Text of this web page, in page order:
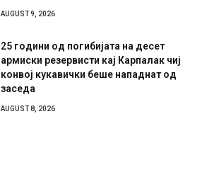
AUGUST 9, 2026
25 години од погибијата на десет
армиски резервисти кај Карпалак чиј
конвој кукавички беше нападнат од
заседа
AUGUST 8, 2026